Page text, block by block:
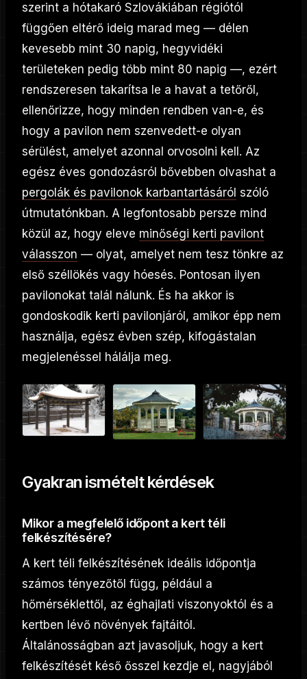
szerint a hótakaró Szlovákiában régiótól
függően eltérő ideig marad meg — délen
kevesebb mint 30 napig, hegyvidéki
területeken pedig több mint 80 napig —, ezért
rendszeresen takarítsa le a havat a tetőről,
ellenőrizze, hogy minden rendben van-e, és
hogy a pavilon nem szenvedett-e olyan
sérülést, amelyet azonnal orvosolni kell. Az
egész éves gondozásról bővebben olvashat a
pergolák és pavilonok karbantartásáról szóló
útmutatónkban. A legfontosabb persze mind
közül az, hogy eleve minőségi kerti pavilont
válasszon — olyat, amelyet nem tesz tönkre az
első széllökés vagy hóesés. Pontosan ilyen
pavilonokat talál nálunk. És ha akkor is
gondoskodik kerti pavilonjáról, amikor épp nem
használja, egész évben szép, kifogástalan
megjelenéssel hálálja meg.
Gyakran ismételt kérdések
Mikor a megfelelő időpont a kert téli
felkészítésére?
A kert téli felkészítésének ideális időpontja
számos tényezőtől függ, például a
hőmérséklettől, az éghajlati viszonyoktól és a
kertben lévő növények fajtáitól.
Általánosságban azt javasoljuk, hogy a kert
felkészítését késő ősszel kezdje el, nagyjából